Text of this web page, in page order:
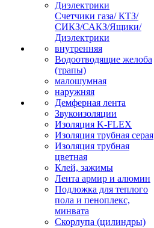
Счетчики газа/ КТЗ/
СИКЗ/САКЗ/Ящики/
Диэлектрики
внутренняя
Водоотводящие желоба
(трапы)
малошумная
наружняя
Демферная лента
Звукоизоляции
Изоляция K-FLEX
Изоляция трубная серая
Изоляция трубная
цветная
Клей, зажимы
Лента армир и алюмин
Подложка для теплого
пола и пеноплекс,
минвата
Скорлупа (цилиндры)